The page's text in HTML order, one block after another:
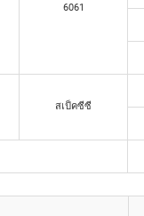
6061
สเป็คซีซี